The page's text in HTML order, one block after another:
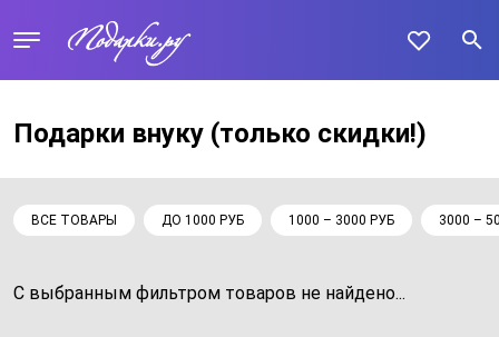
Подарки внуку (только скидки!)
ВСЕ ТОВАРЫ ДО 1000 РУБ 1000 – 3000 РУБ 3000 –
С выбранным фильтром товаров не найдено...